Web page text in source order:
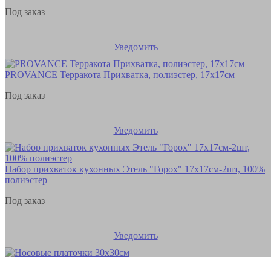
Под заказ
Уведомить
PROVANCE Терракота Прихватка, полиэстер, 17х17см
Под заказ
Уведомить
Набор прихваток кухонных Этель "Горох" 17х17см-2шт, 100%
полиэстер
Под заказ
Уведомить